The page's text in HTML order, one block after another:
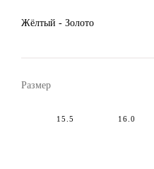
Жёлтый - Золото
Размер
15.5 16.0